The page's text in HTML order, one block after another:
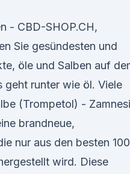
- CBD-SHOP.CH,
Sie gesündesten und
öle und Salben auf
runter wie öl. Viele
(Trompetol) -
brandneue,
nur aus den besten
wird. Diese